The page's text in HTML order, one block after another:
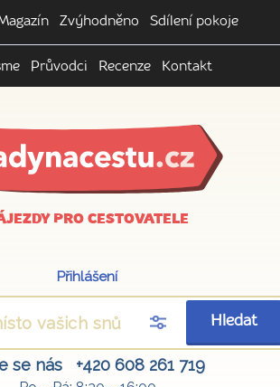
Zvýhodněno Sdílení pokoje
Průvodci Recenze Kontakt
PRO CESTOVATELE
Přihlášení
Hledat
se nás +420 608 261 719